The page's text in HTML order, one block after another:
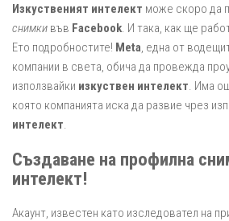
Изкуственият интелект може скоро да
снимки във Facebook. И така, как ще
Ето подробностите! Meta, една от
компании в света, обича да провежда
използвайки изкуствен интелект. Има
която компанията иска да развие чрез
интелект.
Създаване на профилна
интелект!
Акаунт, известен като изследовател на